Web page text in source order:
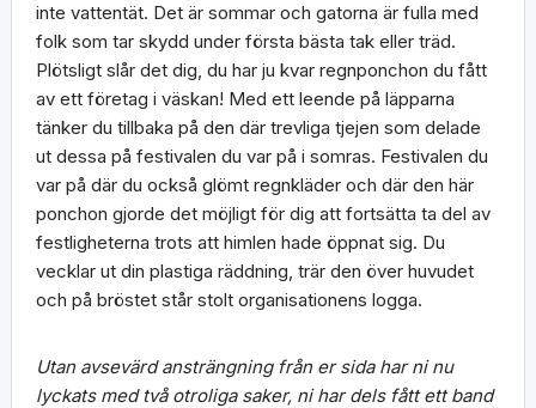
inte vattentät. Det är sommar och gatorna är fulla med
folk som tar skydd under första bästa tak eller träd.
Plötsligt slår det dig, du har ju kvar regnponchon du fått
av ett företag i väskan! Med ett leende på läpparna
tänker du tillbaka på den där trevliga tjejen som delade
ut dessa på festivalen du var på i somras. Festivalen du
var på där du också glömt regnkläder och där den här
ponchon gjorde det möjligt för dig att fortsätta ta del av
festligheterna trots att himlen hade öppnat sig. Du
vecklar ut din plastiga räddning, trär den över huvudet
och på bröstet står stolt organisationens logga.
Utan avsevärd ansträngning från er sida har ni nu
lyckats med två otroliga saker, ni har dels fått ett band